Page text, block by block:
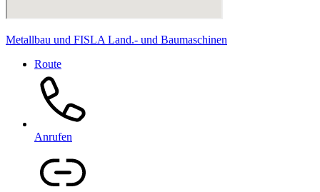
Metallbau und FISLA Land.- und Baumaschinen
Route
Anrufen